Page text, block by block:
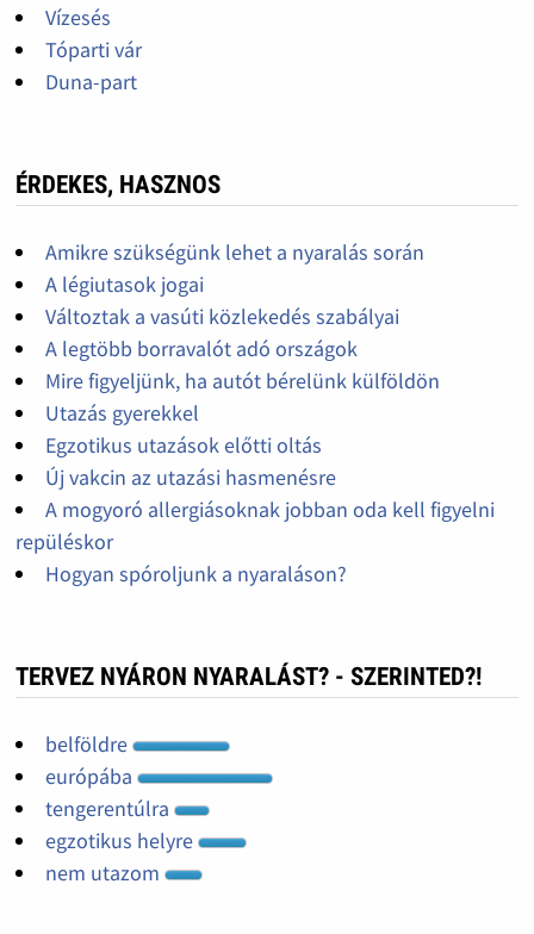
Vízesés
Tóparti vár
Duna-part
ÉRDEKES, HASZNOS
Amikre szükségünk lehet a nyaralás során
A légiutasok jogai
Változtak a vasúti közlekedés szabályai
A legtöbb borravalót adó országok
Mire figyeljünk, ha autót bérelünk külföldön
Utazás gyerekkel
Egzotikus utazások előtti oltás
Új vakcin az utazási hasmenésre
A mogyoró allergiásoknak jobban oda kell figyelni
repüléskor
Hogyan spóroljunk a nyaraláson?
TERVEZ NYÁRON NYARALÁST? - SZERINTED?!
belföldre
európába
tengerentúlra
egzotikus helyre
nem utazom